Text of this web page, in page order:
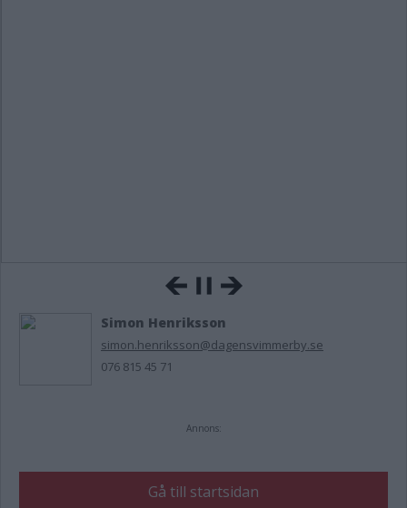
Simon Henriksson
simon.henriksson@dagensvimmerby.se
076 815 45 71
Annons:
Gå till startsidan